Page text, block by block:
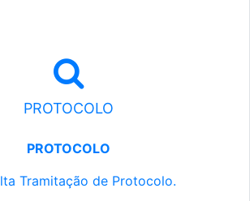
PROTOCOLO
PROTOCOLO
Tramitação de Protocolo.